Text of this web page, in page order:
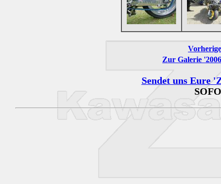
Zur Galerie
Sendet uns Eure